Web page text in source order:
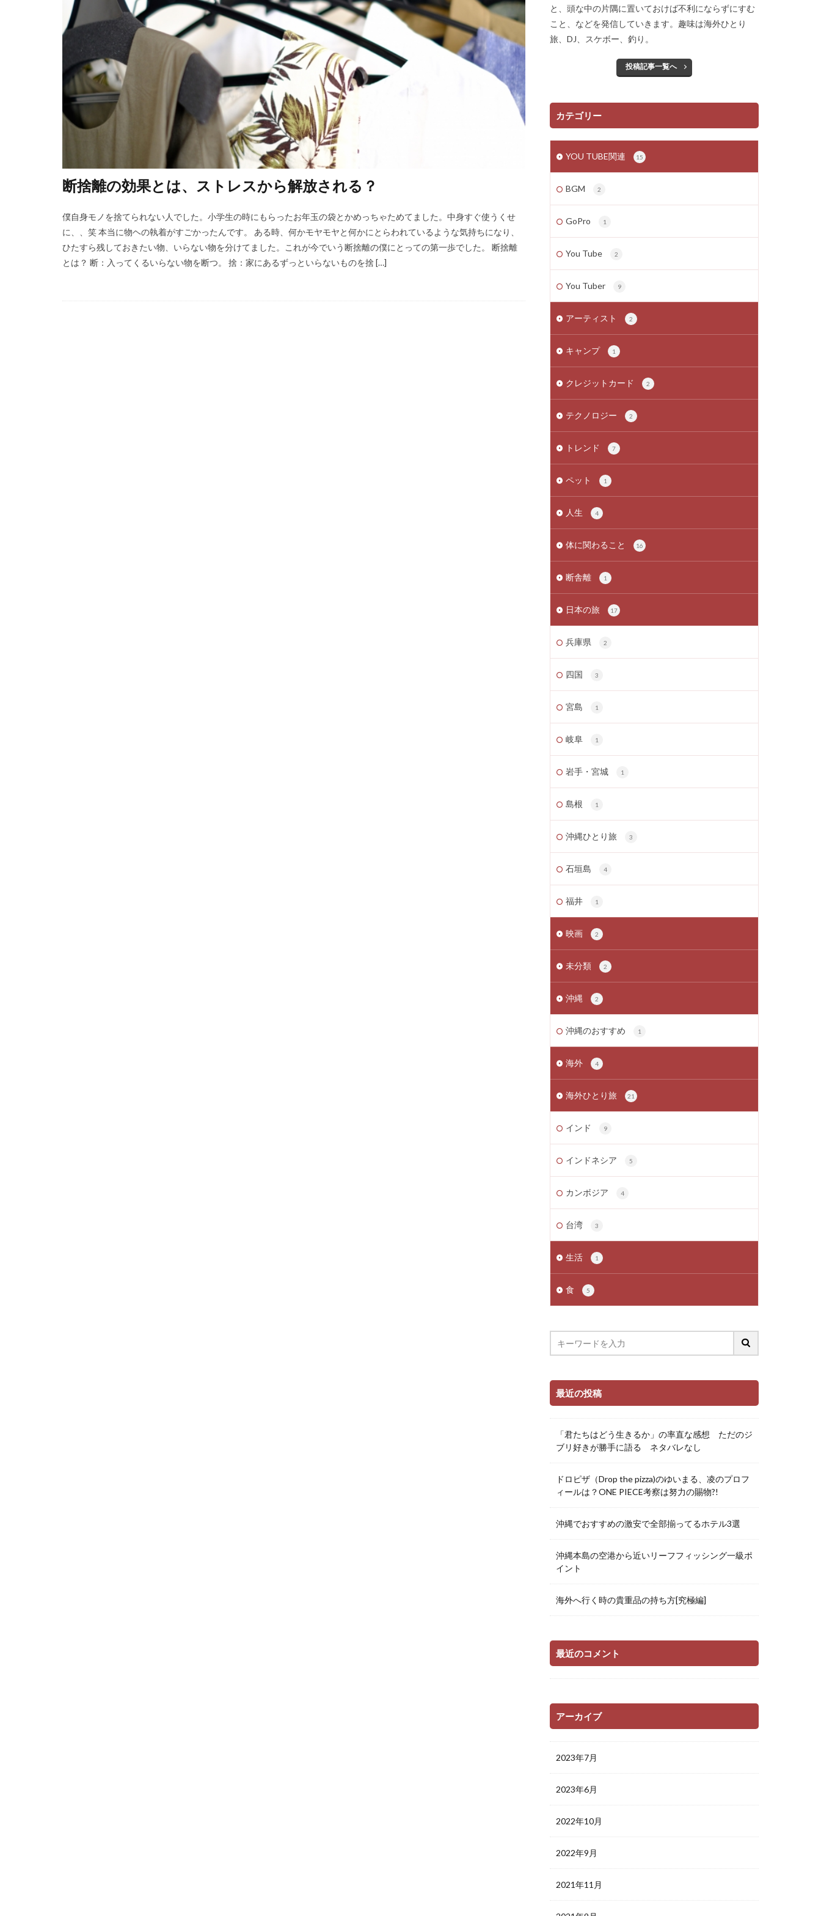
断捨離の効果とは、ストレスから解放される？
僕自身モノを捨てられない人でした。小学生の時にもらったお年玉の袋とかめっちゃためてました。中身すぐ使うくせ
に、、笑 本当に物ヘの執着がすごかったんです。 ある時、何かモヤモヤと何かにとらわれているような気持ちになり、
ひたすら残しておきたい物、いらない物を分けてました。これが今でいう断捨離の僕にとっての第一歩でした。 断捨離
とは？ 断：入ってくるいらない物を断つ。 捨：家にあるずっといらないものを捨 […]
と、頭な中の片隅に置いておけば不利にならずにすむ
こと、などを発信していきます。趣味は海外ひとり
旅、DJ、スケボー、釣り。
投稿記事一覧へ
カテゴリー
YOU TUBE関連 15
BGM 2
GoPro 1
You Tube 2
You Tuber 9
アーティスト 2
キャンプ 1
クレジットカード 2
テクノロジー 2
トレンド 7
ペット 1
人生 4
体に関わること 16
断舎離 1
日本の旅 17
兵庫県 2
四国 3
宮島 1
岐阜 1
岩手・宮城 1
島根 1
沖縄ひとり旅 3
石垣島 4
福井 1
映画 2
未分類 2
沖縄 2
沖縄のおすすめ 1
海外 4
海外ひとり旅 21
インド 9
インドネシア 5
カンボジア 4
台湾 3
生活 1
食 5
最近の投稿
「君たちはどう生きるか」の率直な感想 ただのジ
ブリ好きが勝手に語る ネタバレなし
ドロピザ（Drop the pizza)のゆいまる、凌のプロフ
ィールは？ONE PIECE考察は努力の賜物?!
沖縄でおすすめの激安で全部揃ってるホテル3選
沖縄本島の空港から近いリーフフィッシング一級ポ
イント
海外へ行く時の貴重品の持ち方[究極編]
最近のコメント
アーカイブ
2023年7月
2023年6月
2022年10月
2022年9月
2021年11月